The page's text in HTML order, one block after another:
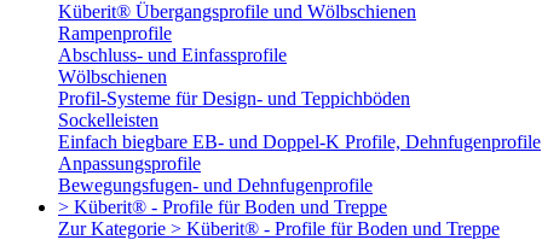
Küberit® Übergangsprofile und Wölbschienen
Rampenprofile
Abschluss- und Einfassprofile
Wölbschienen
Profil-Systeme für Design- und Teppichböden
Sockelleisten
Einfach biegbare EB- und Doppel-K Profile, Dehnfugenprofile
Anpassungsprofile
Bewegungsfugen- und Dehnfugenprofile
> Küberit® - Profile für Boden und Treppe
Zur Kategorie > Küberit® - Profile für Boden und Treppe